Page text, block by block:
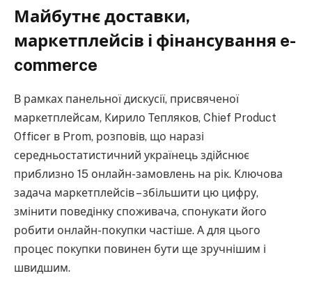
Майбутнє доставки,
маркетплейсів і фінансування e-
commerce
В рамках панельної дискусії, присвяченої
маркетплейсам, Кирило Тепляков, Chief Product
Officer в Prom, розповів, що наразі
середньостатистичний українець здійснює
приблизно 15 онлайн-замовлень на рік. Ключова
задача маркетплейсів – збільшити цю цифру,
змінити поведінку споживача, спонукати його
робити онлайн-покупки частіше. А для цього
процес покупки повинен бути ще зручнішим і
швидшим.